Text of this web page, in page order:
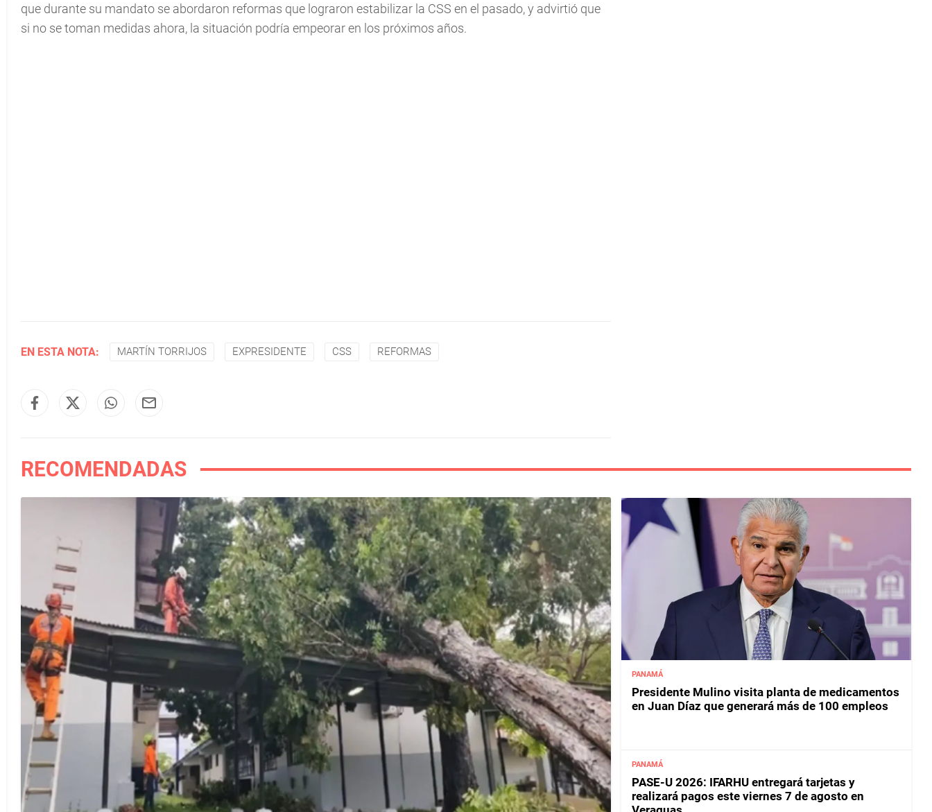
que durante su mandato se abordaron reformas que lograron estabilizar la CSS en el pasado, y advirtió que
si no se toman medidas ahora, la situación podría empeorar en los próximos años.
EN ESTA NOTA: MARTÍN TORRIJOS EXPRESIDENTE CSS REFORMAS
RECOMENDADAS
PANAMÁ
Presidente Mulino visita planta de medicamentos
en Juan Díaz que generará más de 100 empleos
PANAMÁ
PASE-U 2026: IFARHU entregará tarjetas y
realizará pagos este viernes 7 de agosto en